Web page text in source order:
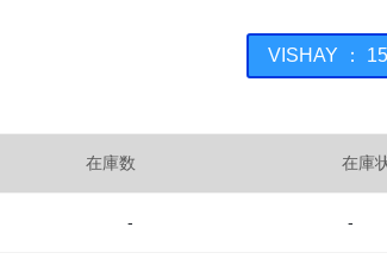
VISHAY ：
在庫数 在庫
- -